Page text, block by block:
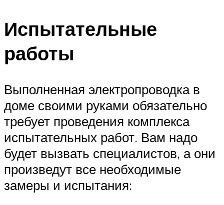
Испытательные
работы
Выполненная электропроводка в
доме своими руками обязательно
требует проведения комплекса
испытательных работ. Вам надо
будет вызвать специалистов, а они
произведут все необходимые
замеры и испытания: